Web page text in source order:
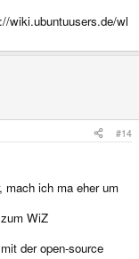
wiki.ubuntuusers.de/wl
#14
mach ich ma eher um
WiZ
der open-source